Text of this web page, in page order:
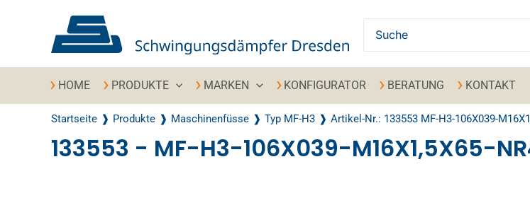
HOME PRODUKTE MARKEN KONFIGURATOR BERATUNG KONTAKT
Startseite Produkte Maschinenfüsse Typ MF-H3 Artikel-Nr.: 133553 MF-H3-106X039-
133553 - MF-H3-106X039-M16X1,5X65-